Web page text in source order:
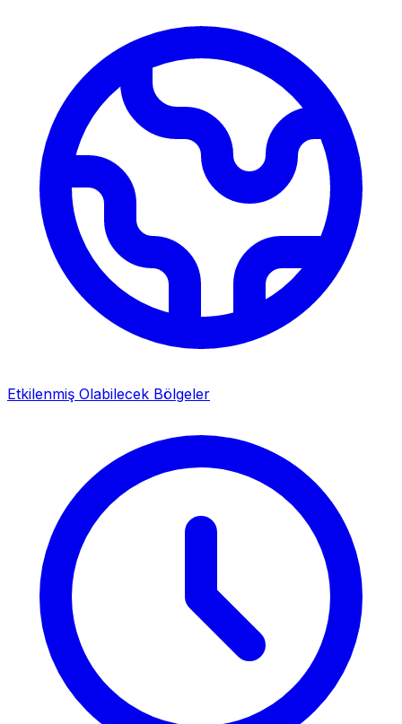
Etkilenmiş Olabilecek Bölgeler